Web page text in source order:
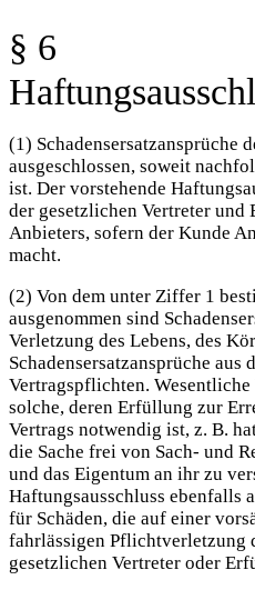
§ 6
(1) Schadensersatzansprüche
ausgeschlossen, soweit
ist. Der vorstehende
der gesetzlichen Vertreter
Anbieters, sofern der Kunde
macht.
(2) Von dem unter Ziffer 1
ausgenommen sind
Verletzung des Lebens, des
Schadensersatzansprüche
Vertragspflichten.
solche, deren Erfüllung zur
Vertrags notwendig ist, z. B.
die Sache frei von Sach- und
und das Eigentum an ihr zu
Haftungsausschluss ebenfalls
für Schäden, die auf einer
fahrlässigen Pflichtverletzung
gesetzlichen Vertreter oder